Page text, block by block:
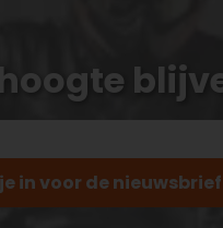
in voor de nieuwsbrief